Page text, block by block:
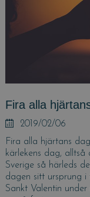
Fira alla
Posted
on
2019/02/06
Fira alla hjärtans
kärlekens dag,
Sverige så härleds
dagen sitt ursprung
Sankt Valentin